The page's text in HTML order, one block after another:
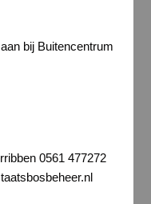
bij Buitencentrum
0561 477272